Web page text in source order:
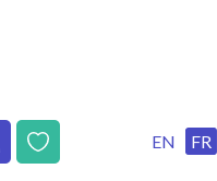
EN FR